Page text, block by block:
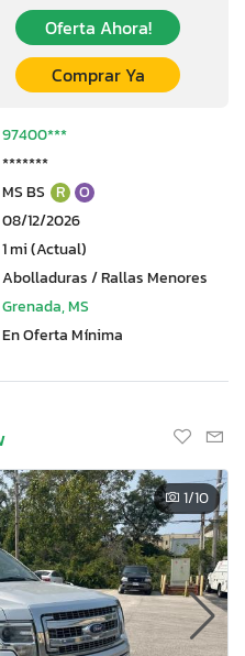
Oferta Ahora!
Comprar Ya
97400***
*******
MS BS R O
08/12/2026
1 mi (Actual)
Abolladuras / Rallas Menores
Grenada, MS
En Oferta Mínima
1/10